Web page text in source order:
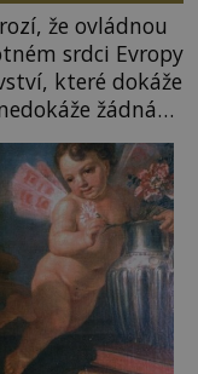
že ovládnou
srdci Evropy
které dokáže
žádná
– to dokáže
od roku 1223
moře, […]